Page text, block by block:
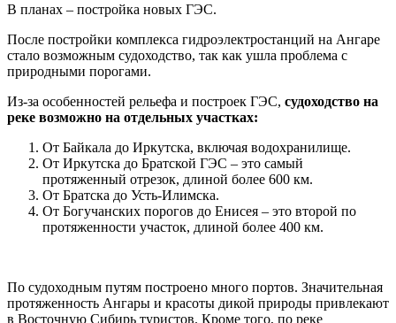
В планах – постройка новых ГЭС.
После постройки комплекса гидроэлектростанций на Ангаре
стало возможным судоходство, так как ушла проблема с
природными порогами.
Из-за особенностей рельефа и построек ГЭС, судоходство на
реке возможно на отдельных участках:
От Байкала до Иркутска, включая водохранилище.
От Иркутска до Братской ГЭС – это самый
протяженный отрезок, длиной более 600 км.
От Братска до Усть-Илимска.
От Богучанских порогов до Енисея – это второй по
протяженности участок, длиной более 400 км.
По судоходным путям построено много портов. Значительная
протяженность Ангары и красоты дикой природы привлекают
в Восточную Сибирь туристов. Кроме того, по реке